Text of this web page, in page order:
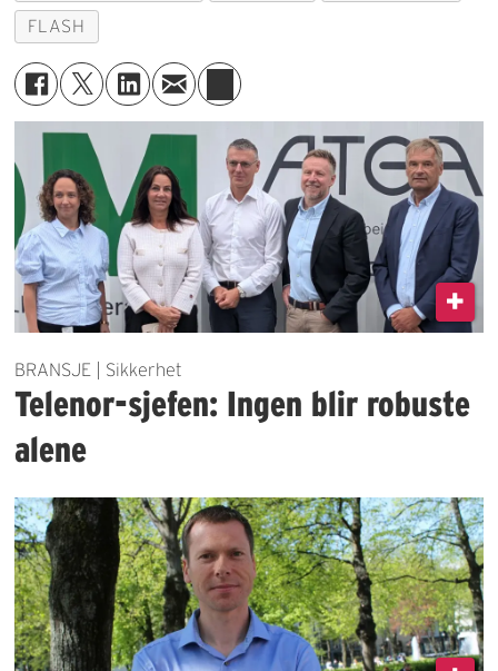
FLASH
BRANSJE | Sikkerhet
Telenor-sjefen: Ingen blir robuste
alene